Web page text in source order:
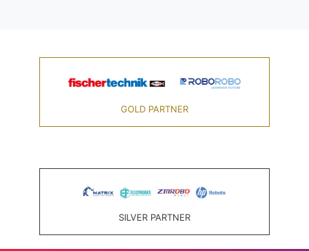
GOLD PARTNER
SILVER PARTNER